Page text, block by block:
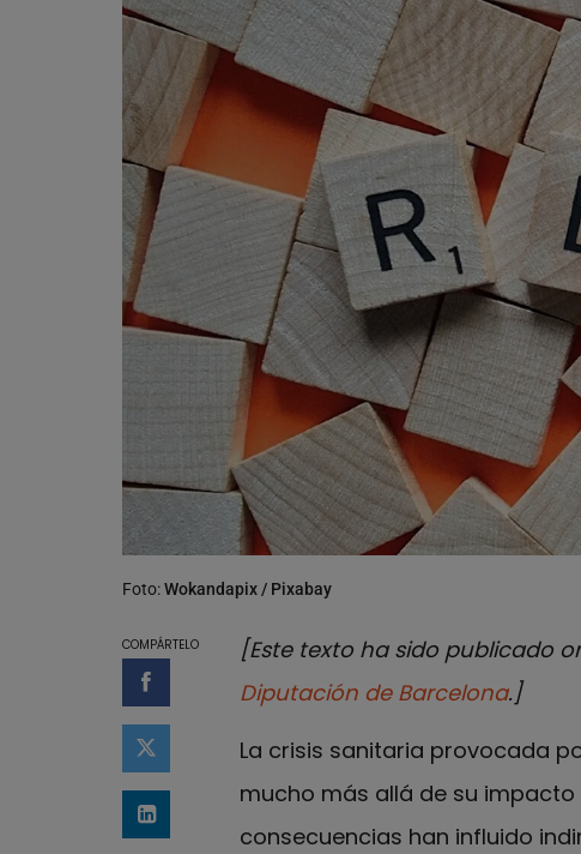
Foto:Wokandapix / Pixabay
COMPÁRTELO
Compartir en Facebook
Compartir en Twitter
Compartir en LinkedIn
[Este texto ha sido publicado
Diputación de Barcelona.]
La crisis sanitaria provocada
mucho más allá de su impacto
consecuencias han influido